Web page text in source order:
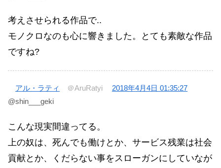
考えさせられる作品で..
モノクロなのも心に響きました。とても素敵な作品
ですね?
アル・ラティ ＠AruRatyi
2018年4月4日 01:35:27
@shin___geki
こんな現実間違ってる。
上の奴は、死んでも働けとか、サービス残業は社会
貢献とか、くだらない事をスローガンにしていなが